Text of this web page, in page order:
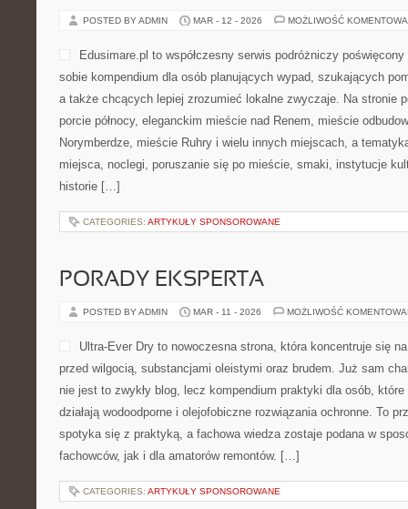
POSTED BY ADMIN MAR - 12 - 2026 MOŻLIWOŚĆ
Edusimare.pl to współczesny serwis podróżniczy
sobie kompendium dla osób planujących wypad, szukających
a także chcących lepiej zrozumieć lokalne zwyczaje. Na stronie
porcie północy, eleganckim mieście nad Renem, mieście
Norymberdze, mieście Ruhry i wielu innych miejscach, a
miejsca, noclegi, poruszanie się po mieście, smaki, instytucje
historie […]
CATEGORIES: ARTYKUŁY SPONSOROWANE
PORADY EKSPERTA
POSTED BY ADMIN MAR - 11 - 2026 MOŻLIWOŚĆ
Ultra-Ever Dry to nowoczesna strona, która koncentruje się na
przed wilgocią, substancjami oleistymi oraz brudem. Już sam
nie jest to zwykły blog, lecz kompendium praktyki dla osób,
działają wodoodporne i olejofobiczne rozwiązania ochronne. To
spotyka się z praktyką, a fachowa wiedza zostaje podana w
fachowców, jak i dla amatorów remontów. […]
CATEGORIES: ARTYKUŁY SPONSOROWANE